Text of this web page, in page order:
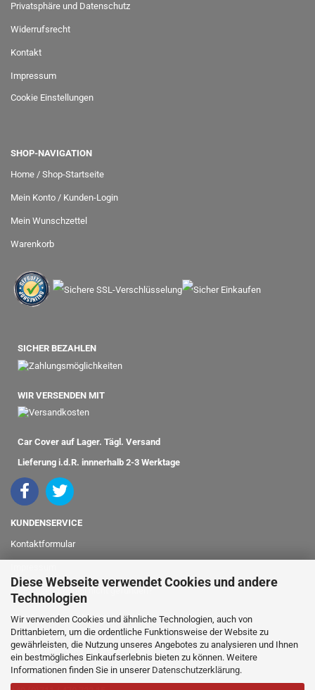
Diese Webseite verwendet Cookies und andere
Technologien
Wir verwenden Cookies und ähnliche Technologien, auch von
Drittanbietern, um die ordentliche Funktionsweise der Website zu
gewährleisten, die Nutzung unseres Angebotes zu analysieren und Ihnen
ein bestmögliches Einkaufserlebnis bieten zu können. Weitere
Informationen finden Sie in unserer Datenschutzerklärung.
Privatsphäre und Datenschutz
Widerrufsrecht
Kontakt
Impressum
Cookie Einstellungen
SHOP-NAVIGATION
Home / Shop-Startseite
Mein Konto / Kunden-Login
Mein Wunschzettel
Warenkorb
SICHER BEZAHLEN
WIR VERSENDEN MIT
Car Cover auf Lager. Tägl. Versand
Lieferung i.d.R. innnerhalb 2-3 Werktage
KUNDENSERVICE
Kontaktformular
Ihr Fahrzeugmodell nicht gefunden?
info@classicshop24.de
bei Fragen oder für Bestellungen
rufen Sie einfach an: